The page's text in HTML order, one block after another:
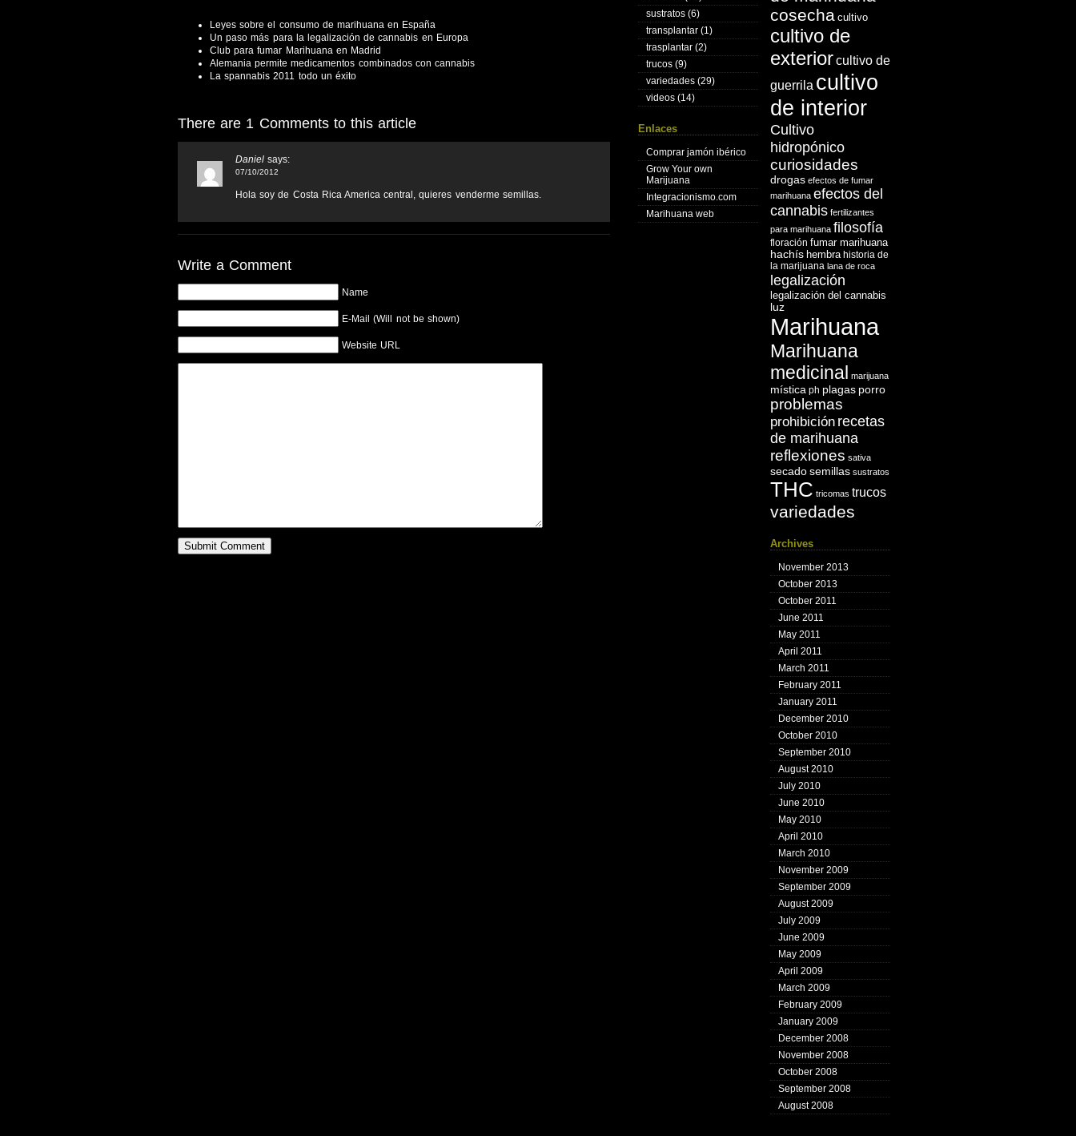
Leyes sobre el consumo de marihuana en España
Un paso más para la legalización de cannabis en Europa
Club para fumar Marihuana en Madrid
Alemania permite medicamentos combinados con cannabis
La spannabis 2011 todo un éxito
There are 1 Comments to this article
Daniel says:
07/10/2012
Hola soy de Costa Rica America central, quieres venderme semillas.
Write a Comment
Name
E-Mail (Will not be shown)
Website URL
sustratos (6)
transplantar (1)
trasplantar (2)
trucos (9)
variedades (29)
videos (14)
Enlaces
Comprar jamón ibérico
Grow Your own
Marijuana
Integracionismo.com
Marihuana web
cosecha cultivo
cultivo de
exteriorcultivo de
guerrila cultivo
de interior
Cultivo
hidropónico
curiosidades
drogas efectos de fumar
marihuana efectos del
cannabis fertilizantes
para marihuana filosofía
floración fumar marihuana
hachís hembra historia de
la marijuana lana de roca
legalización
legalización del cannabis
luz
Marihuana
Marihuana
medicinal marijuana
mística ph plagas porro
problemas
prohibición recetas
de marihuana
reflexiones sativa
secado semillas sustratos
THC tricomas trucos
variedades
Archives
November 2013
October 2013
October 2011
June 2011
May 2011
April 2011
March 2011
February 2011
January 2011
December 2010
October 2010
September 2010
August 2010
July 2010
June 2010
May 2010
April 2010
March 2010
November 2009
September 2009
August 2009
July 2009
June 2009
May 2009
April 2009
March 2009
February 2009
January 2009
December 2008
November 2008
October 2008
September 2008
August 2008